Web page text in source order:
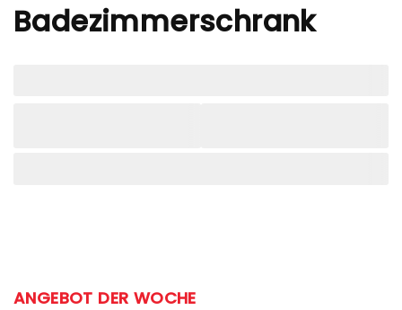
Badezimmerschrank
ANGEBOT DER WOCHE